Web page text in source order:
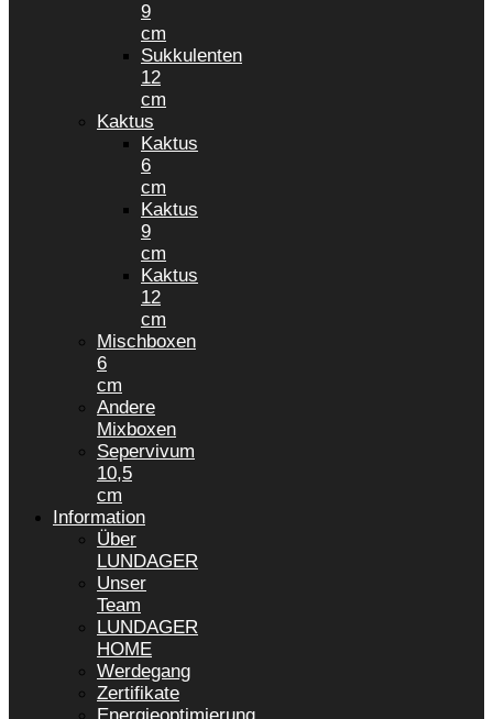
9
cm
Sukkulenten
12
cm
Kaktus
Kaktus
6
cm
Kaktus
9
cm
Kaktus
12
cm
Mischboxen
6
cm
Andere
Mixboxen
Sepervivum
10,5
cm
Information
Über
LUNDAGER
Unser
Team
LUNDAGER
HOME
Werdegang
Zertifikate